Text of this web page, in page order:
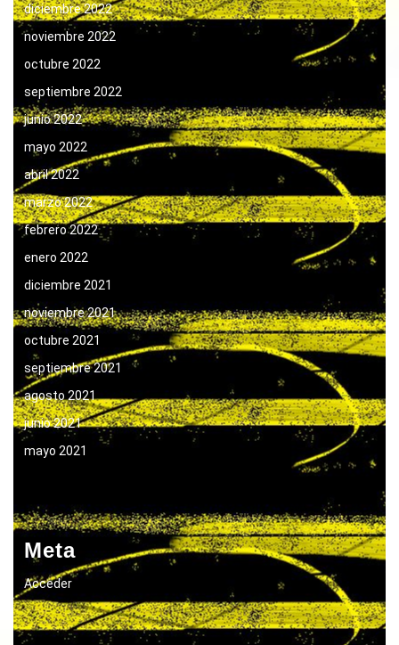
diciembre 2022
noviembre 2022
octubre 2022
septiembre 2022
junio 2022
mayo 2022
abril 2022
marzo 2022
febrero 2022
enero 2022
diciembre 2021
noviembre 2021
octubre 2021
septiembre 2021
agosto 2021
junio 2021
mayo 2021
Meta
Acceder